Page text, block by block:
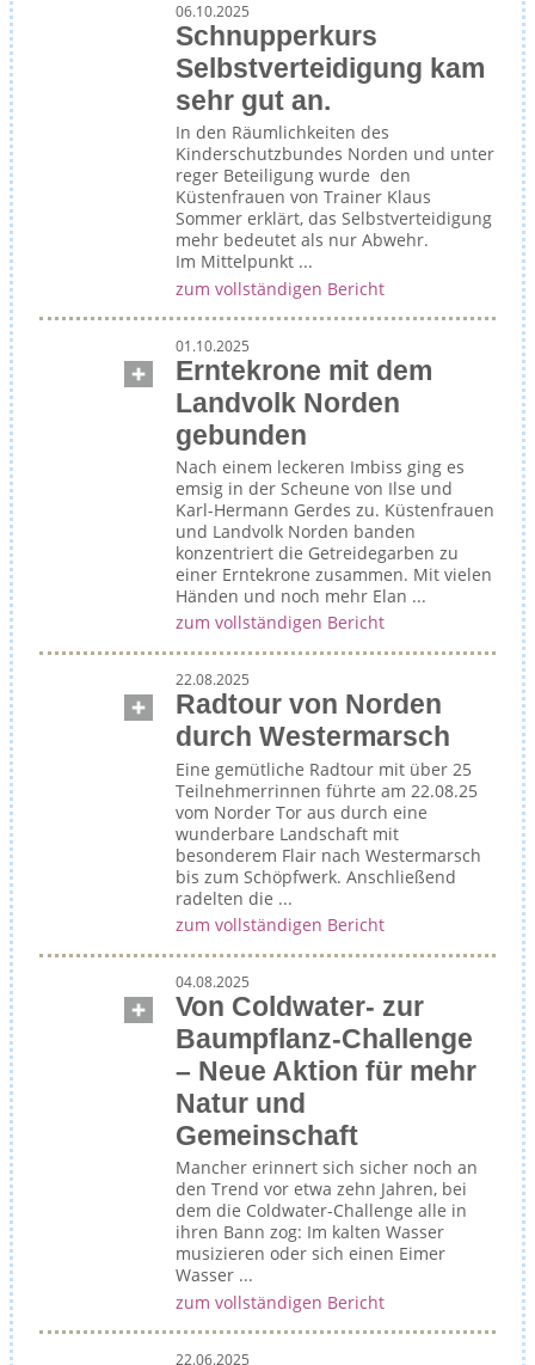
06.10.2025
Schnupperkurs
Selbstverteidigung kam
sehr gut an.
In den Räumlichkeiten des
Kinderschutzbundes Norden und unter
reger Beteiligung wurde den
Küstenfrauen von Trainer Klaus
Sommer erklärt, das Selbstverteidigung
mehr bedeutet als nur Abwehr.
Im Mittelpunkt ...
zum vollständigen Bericht
01.10.2025
Erntekrone mit dem
Landvolk Norden
gebunden
Nach einem leckeren Imbiss ging es
emsig in der Scheune von Ilse und
Karl-Hermann Gerdes zu. Küstenfrauen
und Landvolk Norden banden
konzentriert die Getreidegarben zu
einer Erntekrone zusammen. Mit vielen
Händen und noch mehr Elan ...
zum vollständigen Bericht
22.08.2025
Radtour von Norden
durch Westermarsch
Eine gemütliche Radtour mit über 25
Teilnehmerrinnen führte am 22.08.25
vom Norder Tor aus durch eine
wunderbare Landschaft mit
besonderem Flair nach Westermarsch
bis zum Schöpfwerk. Anschließend
radelten die ...
zum vollständigen Bericht
04.08.2025
Von Coldwater- zur
Baumpflanz-Challenge
– Neue Aktion für mehr
Natur und
Gemeinschaft
Mancher erinnert sich sicher noch an
den Trend vor etwa zehn Jahren, bei
dem die Coldwater-Challenge alle in
ihren Bann zog: Im kalten Wasser
musizieren oder sich einen Eimer
Wasser ...
zum vollständigen Bericht
22.06.2025